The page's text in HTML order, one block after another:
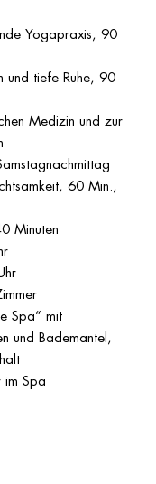
Yogapraxis, 90
und tiefe Ruhe, 90
Medizin und zur
60 Min.,
Minuten
Spa“ mit
und Bademantel,
Spa